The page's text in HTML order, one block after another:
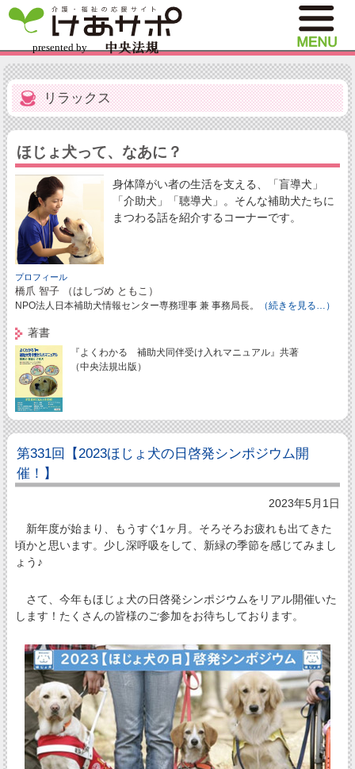
リラックス
ほじょ犬って、なあに？
身体障がい者の生活を支える、「盲導犬」
「介助犬」「聴導犬」。そんな補助犬たちに
まつわる話を紹介するコーナーです。
プロフィール
橋爪 智子 （はしづめ ともこ）
NPO法人日本補助犬情報センター専務理事 兼 事務局長。 （続きを見る…）
著書
『よくわかる 補助犬同伴受け入れマニュアル』共著
（中央法規出版）
第331回【2023ほじょ犬の日啓発シンポジウム開
催！】
2023年5月1日
新年度が始まり、もうすぐ1ヶ月。そろそろお疲れも出てきた
頃かと思います。少し深呼吸をして、新緑の季節を感じてみまし
ょう♪
さて、今年もほじょ犬の日啓発シンポジウムをリアル開催いた
します！たくさんの皆様のご参加をお待ちしております。